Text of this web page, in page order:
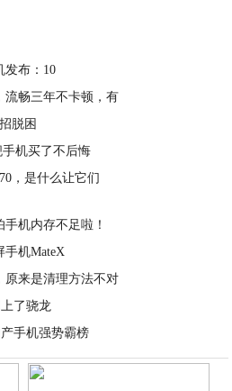
发布：10
流畅三年不卡顿，有
脱困
机买了不后悔
，是什么让它们
机内存不足啦！
手机MateX
原来是清理方法不对
了骁龙
手机强势霸榜
2020-05-10